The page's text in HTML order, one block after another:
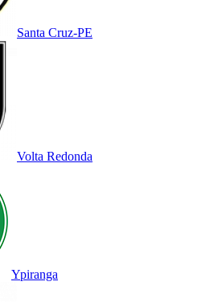
Santa Cruz-PE
Volta Redonda
Ypiranga